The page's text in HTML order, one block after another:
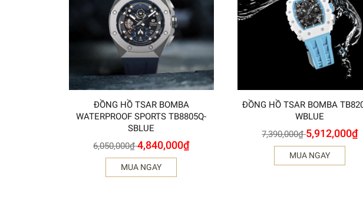
ĐỒNG HỒ TSAR BOMBA
WATERPROOF SPORTS TB8805Q-
SBLUE
6,050,000₫ 4,840,000₫
MUA NGAY
ĐỒNG HỒ TSAR BOMBA
WBLUE
7,390,000₫ 5,912,000₫
MUA NGAY